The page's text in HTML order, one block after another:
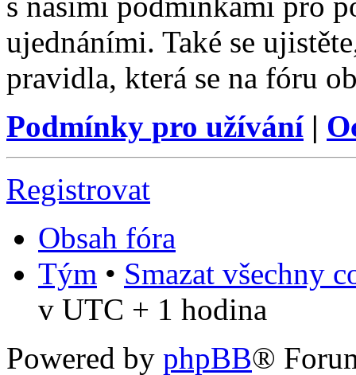
ujednáními. Také se
pravidla, která se na fóru
Podmínky pro užívání|
Registrovat
Obsah fóra
Tým • Smazat všechny
v UTC + 1 hodina
Powered by phpBB®